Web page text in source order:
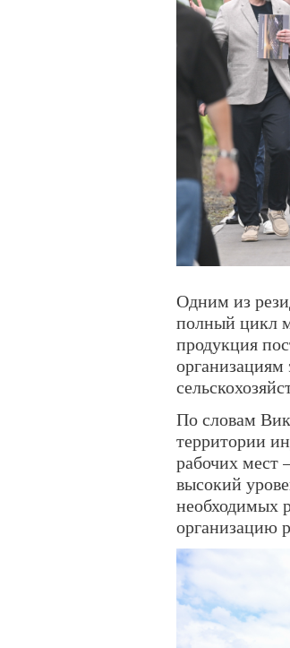
Одним из
полный цикл
продукция
организациям
По словам
территории
рабочих мест
высокий
необходимых
организацию